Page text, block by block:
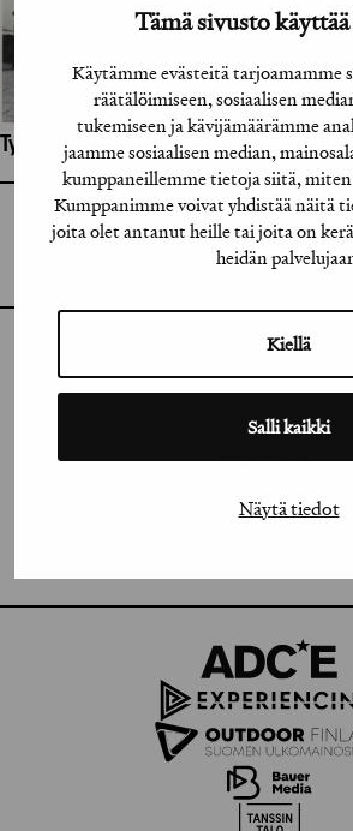
Tämä sivusto
Käytämme evästeitä tarjoamamme
räätälöimiseen, sosiaalisen
tukemiseen ja kävijämäärämme
jaamme sosiaalisen median,
kumppaneillemme tietoja siitä,
Kumppanimme voivat yhdistää näitä
joita olet antanut heille tai joita on
heidän
Kiellä
Salli kaikki
Näytä tiedot
Työhön osallistuneet henkilöt / tahot:
FACEBOOK
VIMEO